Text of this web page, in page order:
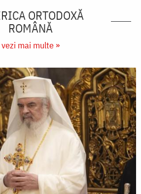
ORTODOXĂ
ROMÂNĂ
vezi mai multe »